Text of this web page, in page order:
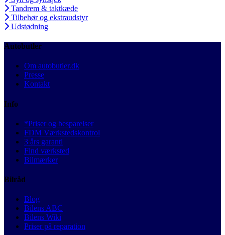
Tandrem & taktkæde
Tilbehør og ekstraudstyr
Udstødning
Autobutler
Om autobutler.dk
Presse
Kontakt
Info
*Priser og besparelser
FDM Værkstedskontrol
3 års garanti
Find værksted
Bilmærker
Bilråd
Blog
Bilens ABC
Bilens Wiki
Priser på reparation